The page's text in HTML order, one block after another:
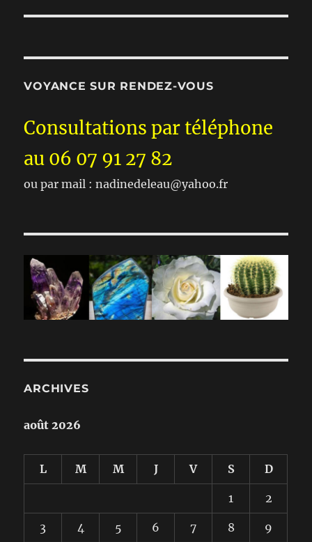
VOYANCE SUR RENDEZ-VOUS
Consultations par téléphone
au 06 07 91 27 82
ou par mail : nadinedeleau@yahoo.fr
ARCHIVES
août 2026
L M M J V S D
1 2
3 4 5 6 7 8 9